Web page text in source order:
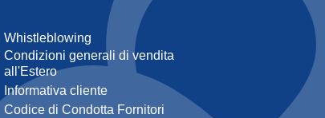
Whistleblowing
Condizioni generali di vendita
all'Estero
Informativa cliente
Codice di Condotta Fornitori